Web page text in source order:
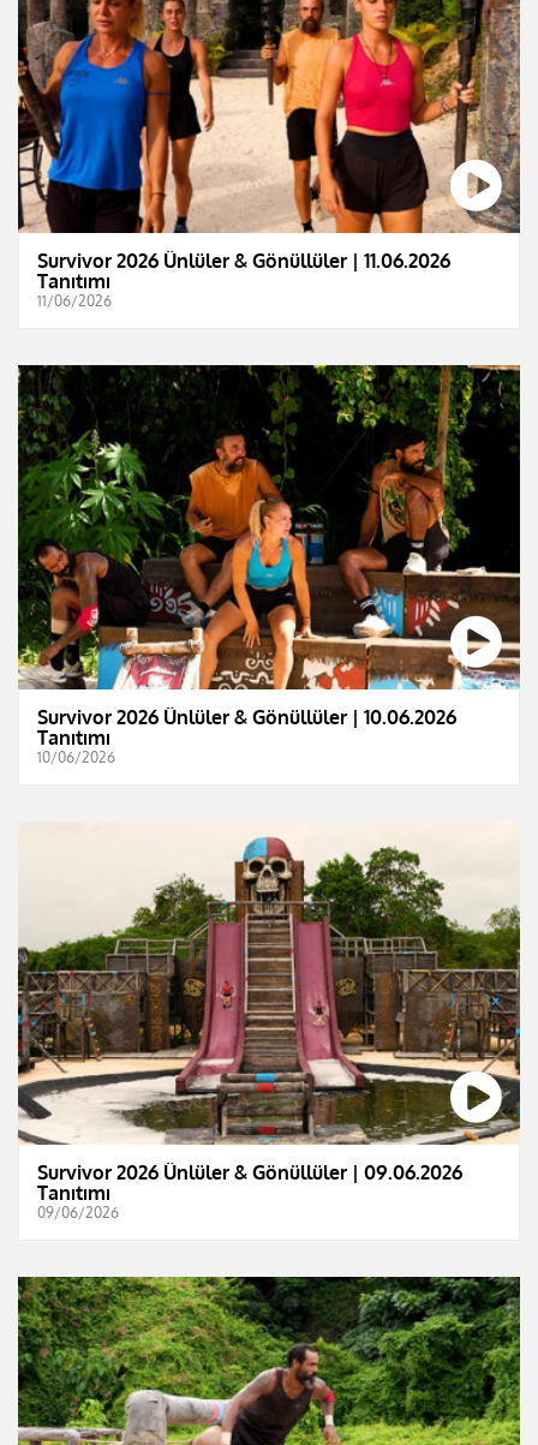
Survivor 2026 Ünlüler & Gönüllüler | 11.06.2026
Tanıtımı
11/06/2026
Survivor 2026 Ünlüler & Gönüllüler | 10.06.2026
Tanıtımı
10/06/2026
Survivor 2026 Ünlüler & Gönüllüler | 09.06.2026
Tanıtımı
09/06/2026